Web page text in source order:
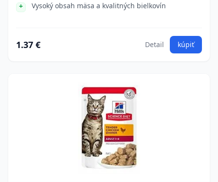
Vysoký obsah mäsa a kvalitných bielkovín
1.37 € Detail kúpiť